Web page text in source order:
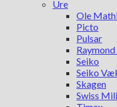
Ure
Ole
Picto
Pulsar
Seiko
Seiko
Skagen
Swiss